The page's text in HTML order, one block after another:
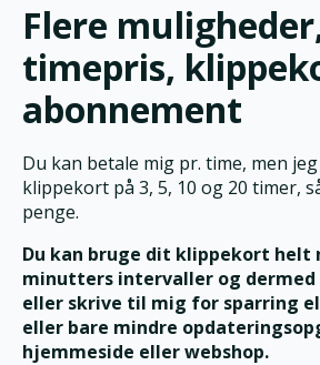
Flere
timepris,
abonnement
Du kan betale mig pr. time, men
klippekort på 3, 5, 10 og 20 timer,
penge.
Du kan bruge dit klippekort helt
minutters intervaller og dermed
eller skrive til mig for sparring
eller bare mindre
hjemmeside eller webshop.